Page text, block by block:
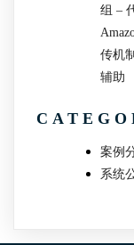
组 –
传机
辅助
案例
系统